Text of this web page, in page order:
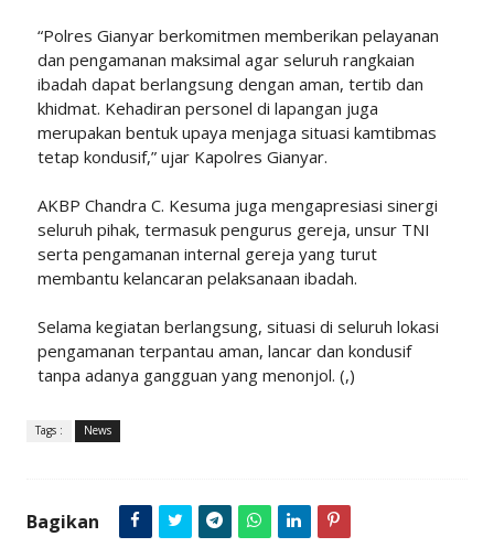
“Polres Gianyar berkomitmen memberikan pelayanan
dan pengamanan maksimal agar seluruh rangkaian
ibadah dapat berlangsung dengan aman, tertib dan
khidmat. Kehadiran personel di lapangan juga
merupakan bentuk upaya menjaga situasi kamtibmas
tetap kondusif,” ujar Kapolres Gianyar.
AKBP Chandra C. Kesuma juga mengapresiasi sinergi
seluruh pihak, termasuk pengurus gereja, unsur TNI
serta pengamanan internal gereja yang turut
membantu kelancaran pelaksanaan ibadah.
Selama kegiatan berlangsung, situasi di seluruh lokasi
pengamanan terpantau aman, lancar dan kondusif
tanpa adanya gangguan yang menonjol. (,)
Tags : News
Bagikan